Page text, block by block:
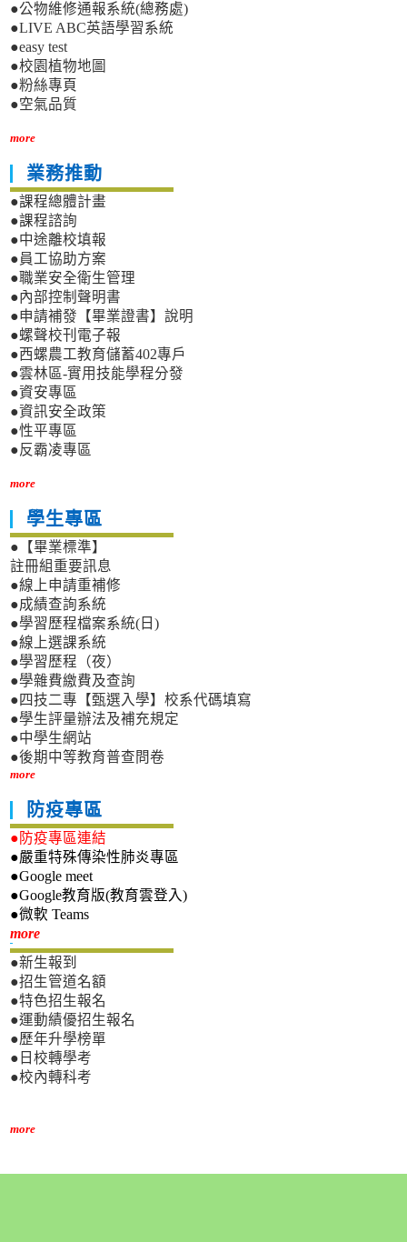
●公物維修通報系統(總務處)
●LIVE ABC英語學習系統
●easy test
●校園植物地圖
●粉絲專頁
●空氣品質
more
業務推動
●課程總體計畫
●課程諮詢
●中途離校填報
●員工協助方案
●職業安全衛生管理
●內部控制聲明書
●申請補發【畢業證書】說明
●螺聲校刊電子報
●西螺農工教育儲蓄402專戶
●雲林區-實用技能學程分發
●資安專區
●資訊安全政策
●性平專區
●反霸凌專區
more
學生專區
●【畢業標準】
註冊組重要訊息
●線上申請重補修
●成績查詢系統
●學習歷程檔案系統(日)
●線上選課系統
●學習歷程（夜）
●學雜費繳費及查詢
●四技二專【甄選入學】校系代碼填寫
●學生評量辦法及補充規定
●中學生網站
●後期中等教育普查問卷
more
防疫專區
●防疫專區連結
●嚴重特殊傳染性肺炎專區
●Google meet
●Google教育版(教育雲登入)
●微軟 Teams
more新生專區
●新生報到
●招生管道名額
●特色招生報名
●運動績優招生報名
●歷年升學榜單
●日校轉學考
●校內轉科考
more